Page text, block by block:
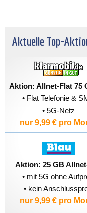
Aktuelle Top-
Aktion: Allnet-Flat 75
• Flat Telefonie &
• 5G-Netz
nur 9,99 € pro
Aktion: 25 GB
• mit 5G ohne
• kein
nur 9,99 € pro